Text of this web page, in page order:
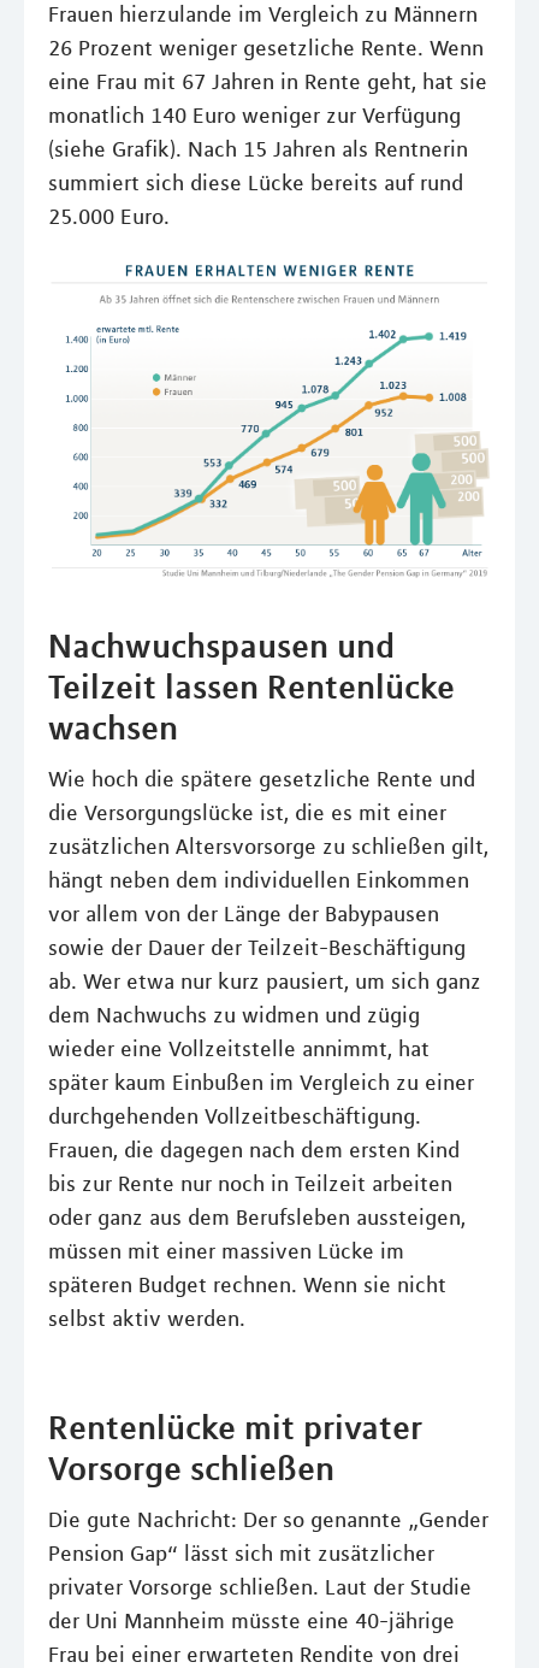
Frauen hierzulande im Vergleich zu Männern
26 Prozent weniger gesetzliche Rente. Wenn
eine Frau mit 67 Jahren in Rente geht, hat sie
monatlich 140 Euro weniger zur Verfügung
(siehe Grafik). Nach 15 Jahren als Rentnerin
summiert sich diese Lücke bereits auf rund
25.000 Euro.
Nachwuchspausen und
Teilzeit lassen Rentenlücke
wachsen
Wie hoch die spätere gesetzliche Rente und
die Versorgungslücke ist, die es mit einer
zusätzlichen Altersvorsorge zu schließen gilt,
hängt neben dem individuellen Einkommen
vor allem von der Länge der Babypausen
sowie der Dauer der Teilzeit-Beschäftigung
ab. Wer etwa nur kurz pausiert, um sich ganz
dem Nachwuchs zu widmen und zügig
wieder eine Vollzeitstelle annimmt, hat
später kaum Einbußen im Vergleich zu einer
durchgehenden Vollzeitbeschäftigung.
Frauen, die dagegen nach dem ersten Kind
bis zur Rente nur noch in Teilzeit arbeiten
oder ganz aus dem Berufsleben aussteigen,
müssen mit einer massiven Lücke im
späteren Budget rechnen. Wenn sie nicht
selbst aktiv werden.
Rentenlücke mit privater
Vorsorge schließen
Die gute Nachricht: Der so genannte „Gender
Pension Gap“ lässt sich mit zusätzlicher
privater Vorsorge schließen. Laut der Studie
der Uni Mannheim müsste eine 40-jährige
Frau bei einer erwarteten Rendite von drei